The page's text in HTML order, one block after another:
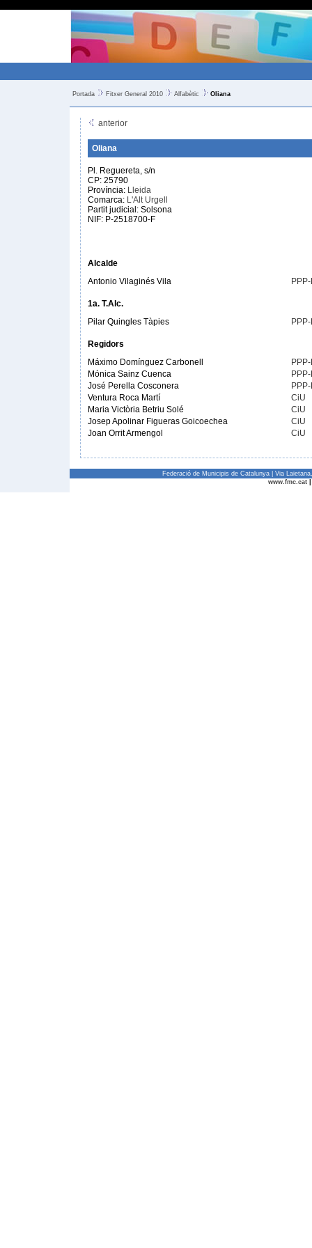
Portada Fitxer General 2010 Alfabètic Oliana
anterior
Oliana
Pl. Reguereta, s/n
CP: 25790
Província: Lleida
Comarca: L'Alt Urgell
Partit judicial: Solsona
NIF: P-2518700-F
Alcalde
Antonio Vilaginés Vila
1a. T.Alc.
Pilar Quingles Tàpies
Regidors
Máximo Domínguez Carbonell
Mónica Sainz Cuenca
José Perella Cosconera
Ventura Roca Martí
CiU
Maria Victòria Betriu Solé
CiU
Josep Apolinar Figueras Goicoechea
CiU
Joan Orrit Armengol
CiU
Federació de Municipis de Catalunya | Via
www.fmc.cat